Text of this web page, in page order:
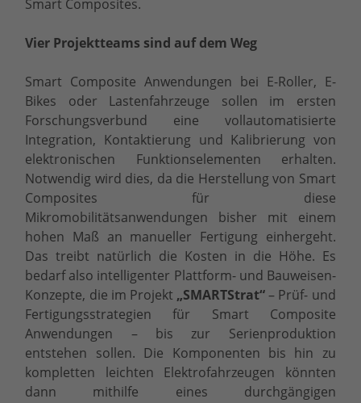
Smart Composites.
Vier Projektteams sind auf dem Weg
Smart Composite Anwendungen bei E-Roller, E-
Bikes oder Lastenfahrzeuge sollen im ersten
Forschungsverbund eine vollautomatisierte
Integration, Kontaktierung und Kalibrierung von
elektronischen Funktionselementen erhalten.
Notwendig wird dies, da die Herstellung von Smart
Composites für diese
Mikromobilitätsanwendungen bisher mit einem
hohen Maß an manueller Fertigung einhergeht.
Das treibt natürlich die Kosten in die Höhe. Es
bedarf also intelligenter Plattform- und Bauweisen-
Konzepte, die im Projekt „SMARTStrat“– Prüf- und
Fertigungsstrategien für Smart Composite
Anwendungen – bis zur Serienproduktion
entstehen sollen. Die Komponenten bis hin zu
kompletten leichten Elektrofahrzeugen könnten
dann mithilfe eines durchgängigen